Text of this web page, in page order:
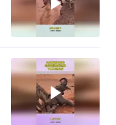
致车辆损坏”不实
男子结婚8年发现3个女儿均非亲生
干挑大梁